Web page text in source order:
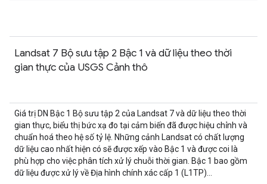
Landsat 7 Bộ sưu tập 2 Bậc 1 và dữ liệu theo thời
gian thực của USGS Cảnh thô
Giá trị DN Bậc 1 Bộ sưu tập 2 của Landsat 7 và dữ liệu theo thời
gian thực, biểu thị bức xạ đo tại cảm biến đã được hiệu chỉnh và
chuẩn hoá theo hệ số tỷ lệ. Những cảnh Landsat có chất lượng
dữ liệu cao nhất hiện có sẽ được xếp vào Bậc 1 và được coi là
phù hợp cho việc phân tích xử lý chuỗi thời gian. Bậc 1 bao gồm
dữ liệu được xử lý về Địa hình chính xác cấp 1 (L1TP)…